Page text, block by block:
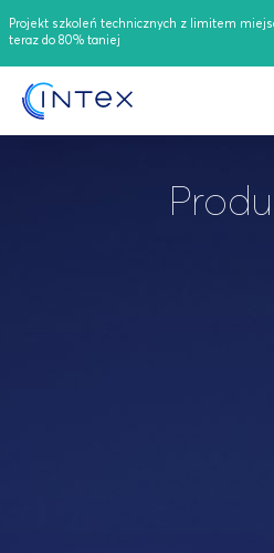
Projekt szkoleń technicznych z limitem
teraz do 80% taniej